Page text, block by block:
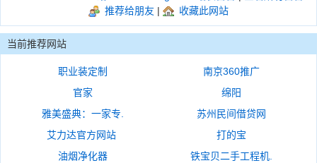
推荐给朋友 | 收藏此网站
当前推荐网站
职业装定制
南京360推广
官家
绵阳
雅美盛典：一家专.
苏州民间借贷网
艾力达官方网站
打的宝
油烟净化器
铁宝贝二手工程机.